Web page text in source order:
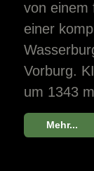
von einem
einer
Vorburg.
um 1343
Mehr...